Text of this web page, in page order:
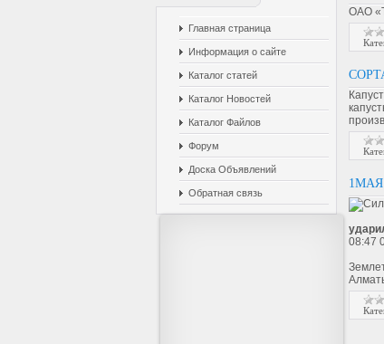
Главная страница
Информация о сайте
Каталог статей
Каталог Новостей
Каталог Файлов
Форум
Доска Объявлений
Обратная связь
ОАО
08:47